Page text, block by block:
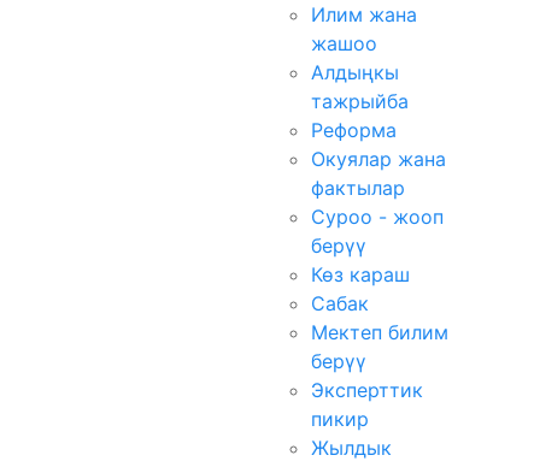
Илим жана
жашоо
Алдыңкы
тажрыйба
Реформа
Окуялар жана
фактылар
Суроо - жооп
берүү
Көз караш
Сабак
Мектеп билим
берүү
Эксперттик
пикир
Жылдык